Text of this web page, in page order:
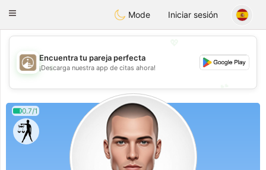
B ahebik
Toggle
Mode Iniciar sesión
💖
💕
Encuentra tu pareja perfecta
¡Descarga nuestra app de citas ahora!
0.7/1